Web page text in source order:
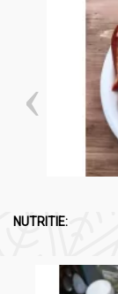
NUTRITIE: